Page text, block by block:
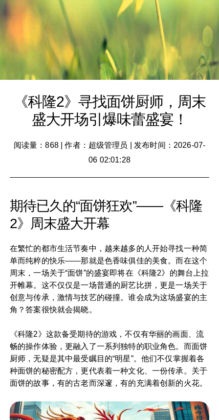
《科隆2》寻找面饼厨师，周末
盛大开场引爆味蕾盛宴！
阅读量：868|作者：超级管理员
发布时间：2026-07-
06 02:01:28
期待已久的“面饼狂欢”——《科隆
2》周末盛大开幕
在繁忙的都市生活节奏中，越来越多的人开始寻找一种简
单而纯粹的快乐——那就是色香味俱佳的美食。而在这个
周末，一场关于“面饼”的盛宴即将在《科隆2》的舞台上拉
开帷幕。这不仅仅是一场普通的厨艺比拼，更是一场关于
创意与传承，激情与技艺的碰撞。谁会成为这场盛宴的主
角？答案很快就会揭晓。
《科隆2》这款备受期待的游戏，不仅有华丽的画面、流
畅的操作体验，更融入了一系列独特的职业角色。而面饼
厨师，无疑是其中最受瞩目的“明星”。他们不仅掌握着各
种面饼的秘密配方，更代表着一种文化、一份传承。关于
面饼的故事，有的古老而深邃，有的充满着创新的火花。